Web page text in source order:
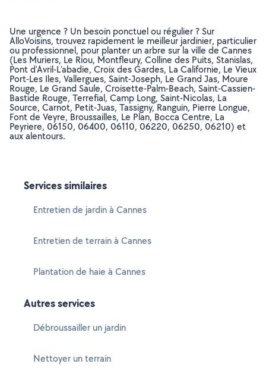
Une urgence ? Un besoin ponctuel ou régulier ? Sur
AlloVoisins, trouvez rapidement le meilleur jardinier, particulier
ou professionnel, pour planter un arbre sur la ville de Cannes
(Les Muriers, Le Riou, Montfleury, Colline des Puits, Stanislas,
Pont d'Avril-L'abadie, Croix des Gardes, La Californie, Le Vieux
Port-Les Iles, Vallergues, Saint-Joseph, Le Grand Jas, Moure
Rouge, Le Grand Saule, Croisette-Palm-Beach, Saint-Cassien-
Bastide Rouge, Terrefial, Camp Long, Saint-Nicolas, La
Source, Carnot, Petit-Juas, Tassigny, Ranguin, Pierre Longue,
Font de Veyre, Broussailles, Le Plan, Bocca Centre, La
Peyriere, 06150, 06400, 06110, 06220, 06250, 06210) et
aux alentours.
Services similaires
Entretien de jardin à Cannes
Entretien de terrain à Cannes
Plantation de haie à Cannes
Autres services
Débroussailler un jardin
Nettoyer un terrain